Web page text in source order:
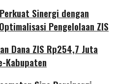
Sinergi dengan
Pengelolaan ZIS
Dana ZIS Rp254,7 Juta
Kabupaten